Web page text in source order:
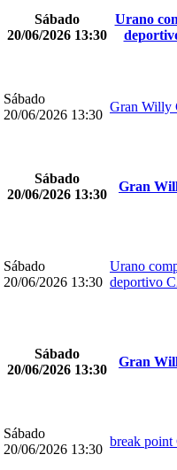
Sábado
20/06/2026 13:30
Urano
Sábado
20/06/2026 13:30
Gran Willy
Sábado
20/06/2026 13:30
Gran
Sábado
20/06/2026 13:30
Urano
deportivo
Sábado
20/06/2026 13:30
Gran
Sábado
20/06/2026 13:30
break point